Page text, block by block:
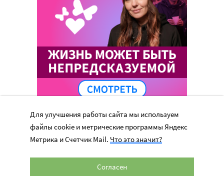
Для улучшения работы сайта мы используем
файлы cookie и метрические программы Яндекс
Метрика и Счетчик Mail. Что это значит?
Согласен